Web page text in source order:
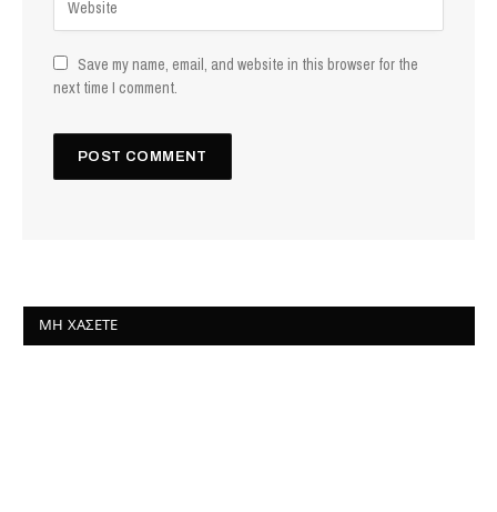
Save my name, email, and website in this browser for the
next time I comment.
ΜΗ ΧΆΣΕΤΕ